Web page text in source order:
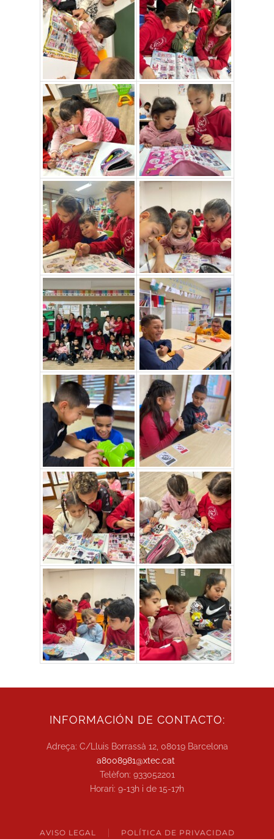
INFORMACIÓN DE CONTACTO:
Adreça: C/Lluis Borrassà 12, 08019 Barcelona
a8008981@xtec.cat
Telèfon: 933052201
Horari: 9-13h i de 15-17h
AVISO LEGAL POLÍTICA DE PRIVACIDAD